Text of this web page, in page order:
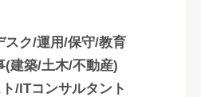
スク/運用/保守/教育
(建築/土木/不動産)
/ITコンサルタント